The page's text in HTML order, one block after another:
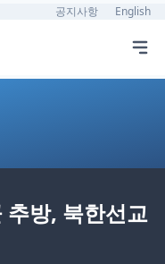
공지사항 English
방, 북한선교